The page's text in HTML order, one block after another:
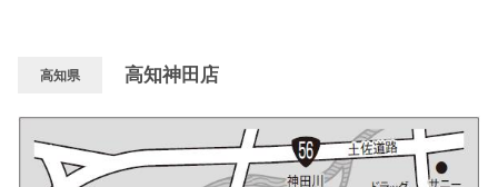
高知県 高知神田店